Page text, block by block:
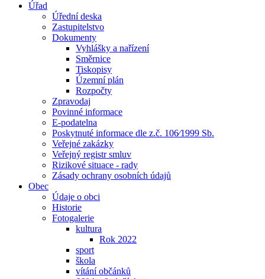
Úřad
Úřední deska
Zastupitelstvo
Dokumenty
Vyhlášky a nařízení
Směrnice
Tiskopisy
Územní plán
Rozpočty
Zpravodaj
Povinné informace
E-podatelna
Poskytnuté informace dle z.č. 106⁄1999 Sb.
Veřejné zakázky
Veřejný registr smluv
Rizikové situace - rady
Zásady ochrany osobních údajů
Obec
Údaje o obci
Historie
Fotogalerie
kultura
Rok 2022
sport
škola
vítání občánků